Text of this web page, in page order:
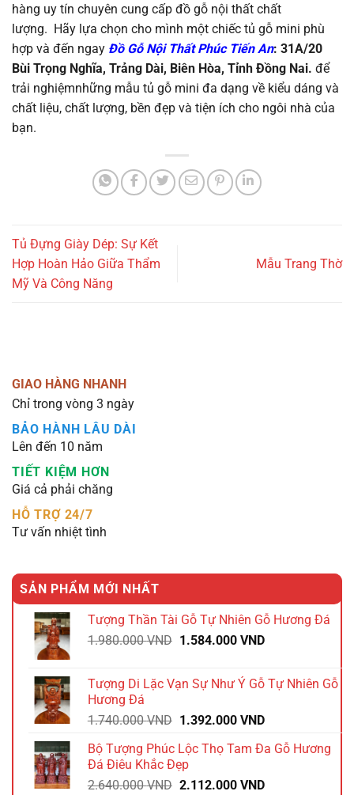
hàng uy tín chuyên cung cấp đồ gỗ nội thất chất
lượng. Hãy lựa chọn cho mình một chiếc tủ gỗ mini phù
hợp và đến ngay Đồ Gỗ Nội Thất Phúc Tiến An: 31A/20
Bùi Trọng Nghĩa, Trảng Dài, Biên Hòa, Tỉnh Đồng Nai. để
trải nghiệmnhững mẫu tủ gỗ mini đa dạng về kiểu dáng và
chất liệu, chất lượng, bền đẹp và tiện ích cho ngôi nhà của
bạn.
Tủ Đựng Giày Dép: Sự Kết
Hợp Hoàn Hảo Giữa Thẩm
Mỹ Và Công Năng
Mẫu Trang Thờ
GIAO HÀNG NHANH
Chỉ trong vòng 3 ngày
BẢO HÀNH LÂU DÀI
Lên đến 10 năm
TIẾT KIỆM HƠN
Giá cả phải chăng
HỖ TRỢ 24/7
Tư vấn nhiệt tình
SẢN PHẨM MỚI NHẤT
Tượng Thần Tài Gỗ Tự Nhiên Gỗ Hương Đá
1.980.000VND Giá
1.980.000 VND.
1.584.000 VNDGiá
là:
Tượng Di Lặc Vạn Sự Như Ý Gỗ Tự Nhiên Gỗ
Hương Đá
1.740.000VND Giá
là:
1.740.000 VND.
1.392.000 VNDGiá
tại
1.392.000 VND.
Bộ Tượng Phúc Lộc Thọ Tam Đa Gỗ Hương
Đá Điêu Khắc Đẹp
2.640.000VND Giá
2.112.000 VNDGiá